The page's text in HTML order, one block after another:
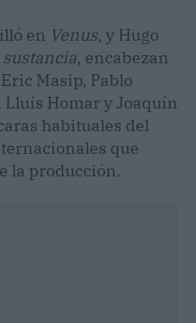
en Venus, y Hugo
sustancia, encabezan
Masip, Pablo
Lluís Homar y Joaquín
habituales del
que
la producción.